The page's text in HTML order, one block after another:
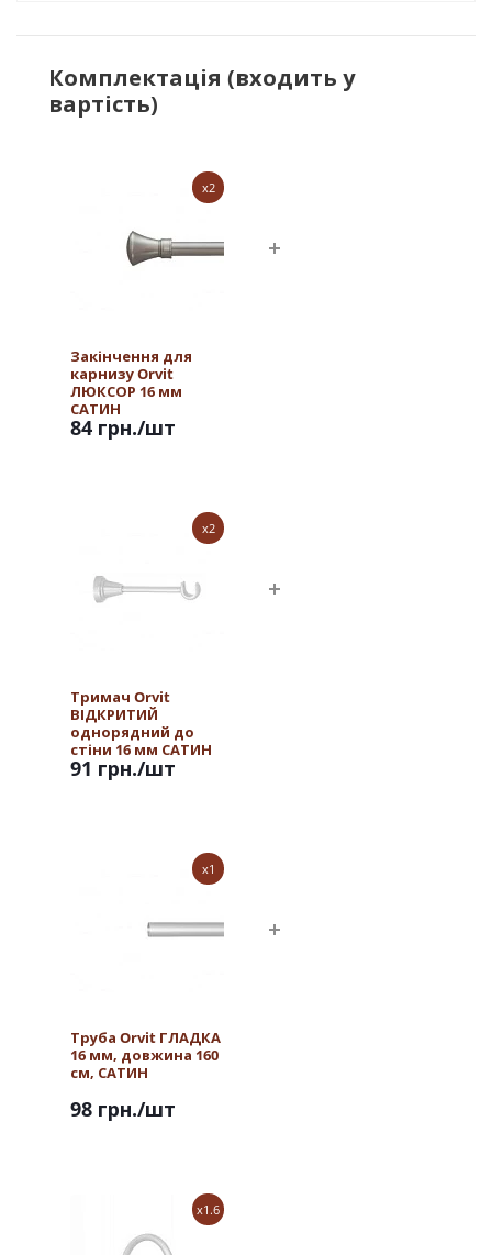
Комплектація (входить у
вартість)
x2
Закінчення для
карнизу Orvit
ЛЮКСОР 16 мм
САТИН
84 грн./шт
x2
Тримач Orvit
ВІДКРИТИЙ
однорядний до
стіни 16 мм САТИН
91 грн./шт
x1
Труба Orvit ГЛАДКА
16 мм, довжина 160
см, САТИН
98 грн./шт
x1.6